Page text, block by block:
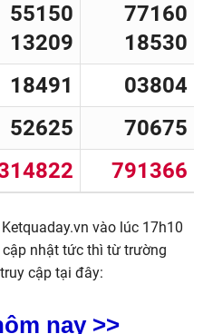
55150
13209
77160
18530
18491 03804
52625 70675
791366
vào lúc 17h10
nhật tức thì từ trường
cập tại đây:
nay >>